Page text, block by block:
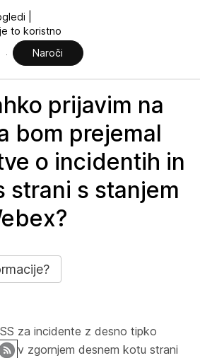
|
to koristno
Naroči
prijavim na
bom prejemal
o incidentih in
strani s stanjem
za incidente z desno tipko
v zgornjem desnem kotu strani